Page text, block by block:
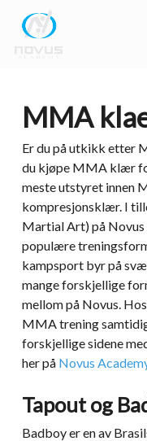
MMA
Er du på utkikk etter
du kjøpe MMA klær
meste utstyret innen
kompresjonsklær. I
Martial Art) på Novus
populære
kampsport byr på
mange forskjellige
mellom på Novus.
MMA trening
forskjellige sidene
her på Novus
Tapout og
Badboy er en av